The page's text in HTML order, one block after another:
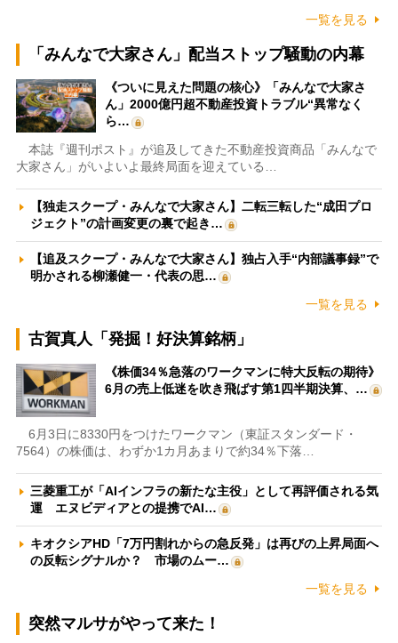
一覧を見る
「みんなで大家さん」配当ストップ騒動の内幕
《ついに見えた問題の核心》「みんなで大家さ
ん」2000億円超不動産投資トラブル“異常なく
ら…
本誌『週刊ポスト』が追及してきた不動産投資商品「みんなで
大家さん」がいよいよ最終局面を迎えている…
【独走スクープ・みんなで大家さん】二転三転した“成田プロ
ジェクト”の計画変更の裏で起き…
【追及スクープ・みんなで大家さん】独占入手“内部議事録”で
明かされる柳瀬健一・代表の思…
一覧を見る
古賀真人「発掘！好決算銘柄」
《株価34％急落のワークマンに特大反転の期待》
6月の売上低迷を吹き飛ばす第1四半期決算、…
6月3日に8330円をつけたワークマン（東証スタンダード・
7564）の株価は、わずか1カ月あまりで約34％下落…
三菱重工が「AIインフラの新たな主役」として再評価される気
運 エヌビディアとの提携でAI…
キオクシアHD「7万円割れからの急反発」は再びの上昇局面へ
の反転シグナルか？ 市場のムー…
一覧を見る
突然マルサがやって来た！